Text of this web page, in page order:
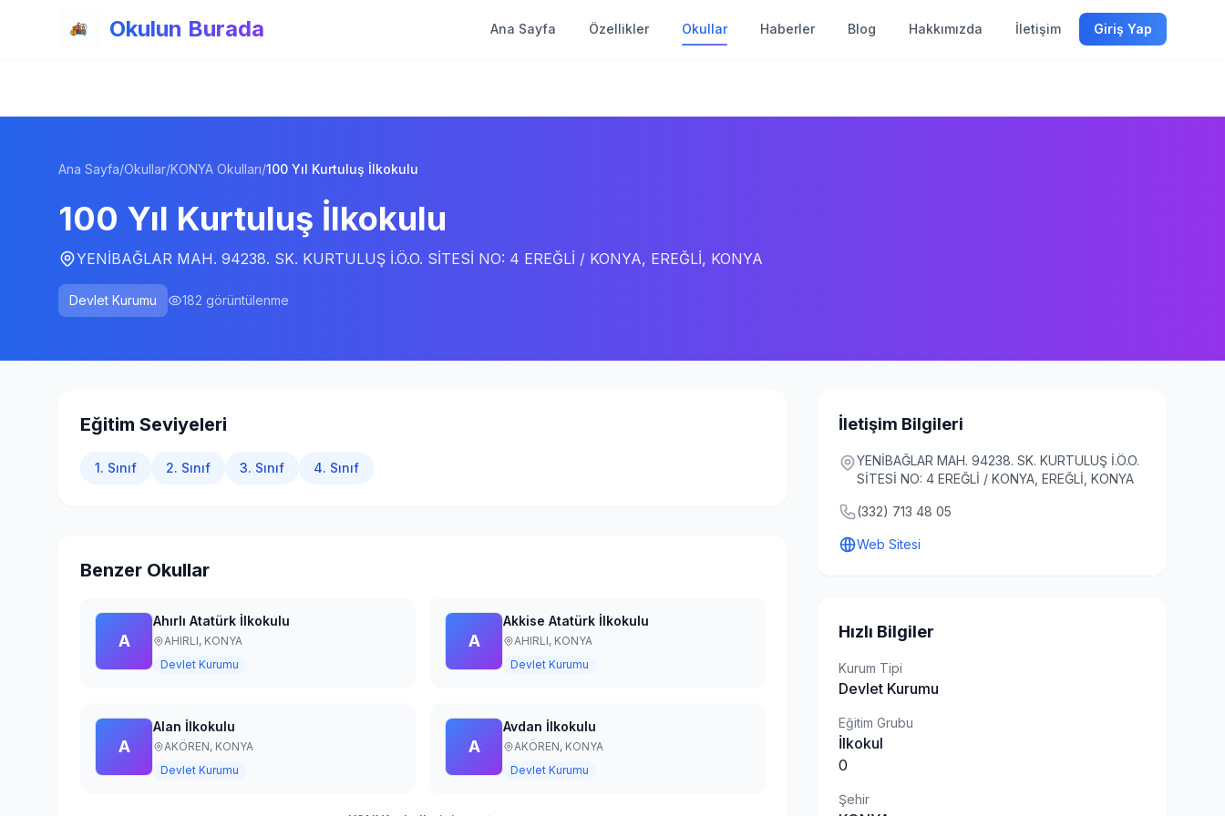
Okulun Burada Ana Sayfa Özellikler Okullar Haberler Blog Hakkımızda İletişim Giriş Yap
Ana Sayfa/Okullar/KONYA Okulları/100 Yıl Kurtuluş İlkokulu
100 Yıl Kurtuluş İlkokulu
YENİBAĞLAR MAH. 94238. SK. KURTULUŞ İ.Ö.O. SİTESİ NO: 4 EREĞLİ / KONYA, EREĞLİ, KONYA
Devlet Kurumu 182 görüntülenme
Eğitim Seviyeleri
1. Sınıf 2. Sınıf 3. Sınıf 4. Sınıf
Benzer Okullar
A
Ahırlı Atatürk İlkokulu
AHIRLI, KONYA
Devlet Kurumu
A
Akkise Atatürk İlkokulu
AHIRLI, KONYA
Devlet Kurumu
A
Alan İlkokulu
AKÖREN, KONYA
Devlet Kurumu
A
Avdan İlkokulu
AKÖREN, KONYA
Devlet Kurumu
İletişim Bilgileri
YENİBAĞLAR MAH. 94238. SK. KURTULUŞ İ.Ö.O.
SİTESİ NO: 4 EREĞLİ / KONYA, EREĞLİ, KONYA
(332) 713 48 05
Web Sitesi
Hızlı Bilgiler
Kurum Tipi
Devlet Kurumu
Eğitim Grubu
İlkokul
0
Şehir